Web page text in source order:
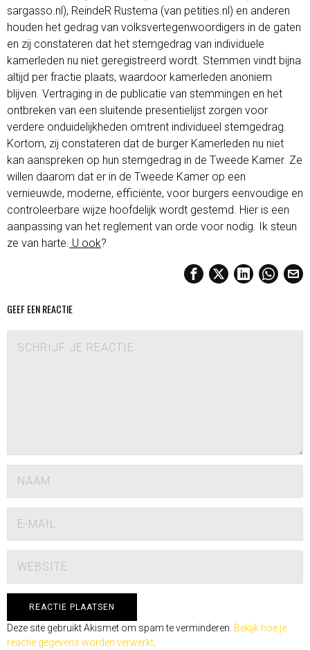
sargasso.nl), ReindeR Rustema (van petities.nl) en anderen
houden het gedrag van volksvertegenwoordigers in de gaten
en zij constateren dat het stemgedrag van individuele
kamerleden nu niet geregistreerd wordt. Stemmen vindt bijna
altijd per fractie plaats, waardoor kamerleden anoniem
blijven. Vertraging in de publicatie van stemmingen en het
ontbreken van een sluitende presentielijst zorgen voor
verdere onduidelijkheden omtrent individueel stemgedrag.
Kortom, zij constateren dat de burger Kamerleden nu niet
kan aanspreken op hun stemgedrag in de Tweede Kamer. Ze
willen daarom dat er in de Tweede Kamer op een
vernieuwde, moderne, efficiënte, voor burgers eenvoudige en
controleerbare wijze hoofdelijk wordt gestemd. Hier is een
aanpassing van het reglement van orde voor nodig. Ik steun
ze van harte. U ook?
GEEF EEN REACTIE
Deze site gebruikt Akismet om spam te verminderen. Bekijk hoe je
reactie gegevens worden verwerkt